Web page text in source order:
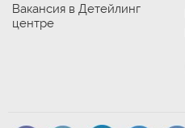
Вакансия в Детейлинг
центре